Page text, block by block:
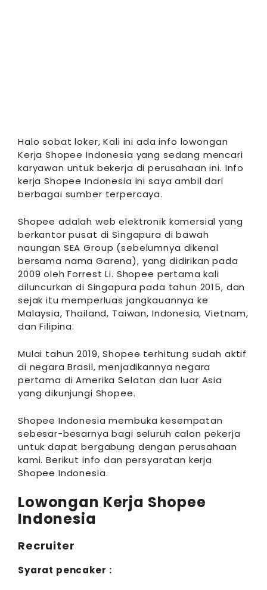
Halo sobat loker, Kali ini ada info lowongan
Kerja Shopee Indonesia yang sedang mencari
karyawan untuk bekerja di perusahaan ini. Info
kerja Shopee Indonesia ini saya ambil dari
berbagai sumber terpercaya.
Shopee adalah web elektronik komersial yang
berkantor pusat di Singapura di bawah
naungan SEA Group (sebelumnya dikenal
bersama nama Garena), yang didirikan pada
2009 oleh Forrest Li. Shopee pertama kali
diluncurkan di Singapura pada tahun 2015, dan
sejak itu memperluas jangkauannya ke
Malaysia, Thailand, Taiwan, Indonesia, Vietnam,
dan Filipina.
Mulai tahun 2019, Shopee terhitung sudah aktif
di negara Brasil, menjadikannya negara
pertama di Amerika Selatan dan luar Asia
yang dikunjungi Shopee.
Shopee Indonesia membuka kesempatan
sebesar-besarnya bagi seluruh calon pekerja
untuk dapat bergabung dengan perusahaan
kami. Berikut info dan persyaratan kerja
Shopee Indonesia.
Lowongan Kerja Shopee
Indonesia
Recruiter
Syarat pencaker :